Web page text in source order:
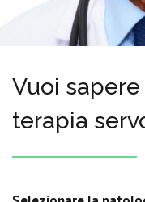
Vuoi
terapia